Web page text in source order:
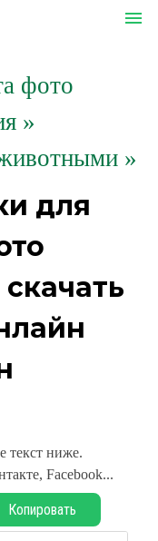
menu
фото
»
»
для
текст ниже.
Facebook...
Копировать